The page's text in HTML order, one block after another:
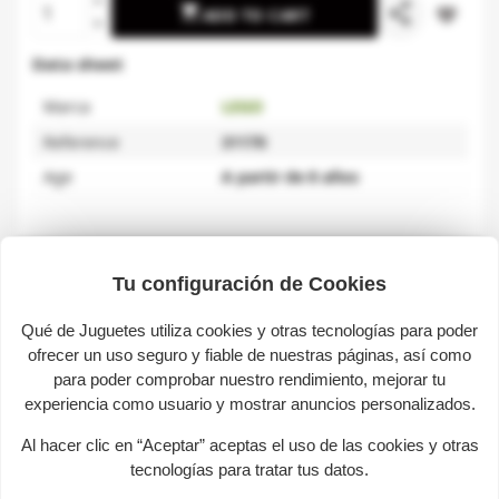
ADD TO CART share favorite_border
Data sheet
Marca
LEGO
Reference
31170
Age
A partir de 8 años
Fauna Salvaje: Flamenco Rosa.
Este set LEGO ofrece 3 opciones de construcción
diferentes con los mismos ladrillos: un flamenco rosa
de juguete con cabeza articulada en una base cubierta
de plantas, una cacatúa rosa de juguete articulada que
gira la cabeza 360° o un adorable ajolote rosa de
juguete articulado con plantas submarinas. Los 3
Tu configuración de Cookies
Qué de Juguetes utiliza cookies y otras tecnologías para poder
ofrecer un uso seguro y fiable de nuestras páginas, así como
para poder comprobar nuestro rendimiento, mejorar tu
experiencia como usuario y mostrar anuncios personalizados.
Al hacer clic en “Aceptar” aceptas el uso de las cookies y otras
tecnologías para tratar tus datos.